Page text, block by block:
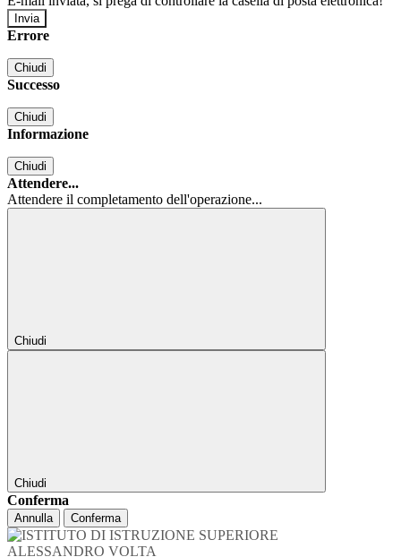
Errore
Chiudi
Successo
Chiudi
Informazione
Chiudi
Attendere...
Attendere il completamento dell'operazione...
Chiudi
Chiudi
Conferma
Annulla Conferma